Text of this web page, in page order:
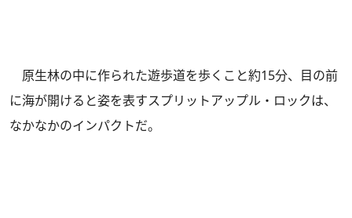
原生林の中に作られた遊歩道を歩くこと約15分、目の前
に海が開けると姿を表すスプリットアップル・ロックは、
なかなかのインパクトだ。